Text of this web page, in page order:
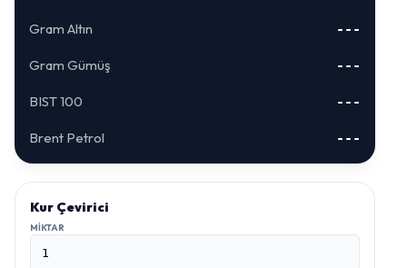
Gram Altın ---
Gram Gümüş ---
BIST 100 ---
Brent Petrol ---
Kur Çevirici
MIKTAR